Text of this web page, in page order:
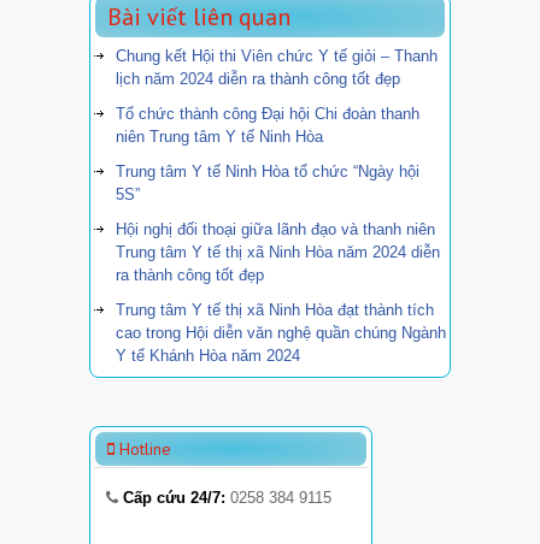
Bài viết liên quan
Chung kết Hội thi Viên chức Y tế giỏi – Thanh
lịch năm 2024 diễn ra thành công tốt đẹp
Tổ chức thành công Đại hội Chi đoàn thanh
niên Trung tâm Y tế Ninh Hòa
Trung tâm Y tế Ninh Hòa tổ chức “Ngày hội
5S”
Hội nghị đối thoại giữa lãnh đạo và thanh niên
Trung tâm Y tế thị xã Ninh Hòa năm 2024 diễn
ra thành công tốt đẹp
Trung tâm Y tế thị xã Ninh Hòa đạt thành tích
cao trong Hội diễn văn nghệ quần chúng Ngành
Y tế Khánh Hòa năm 2024
Hotline
Cấp cứu 24/7: 0258 384 9115